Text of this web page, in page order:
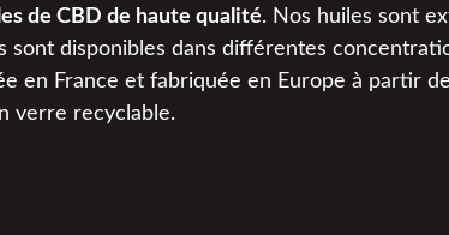
de CBD de haute qualité. Nos huiles sont
sont disponibles dans différentes
en France et fabriquée en Europe à partir
verre recyclable.